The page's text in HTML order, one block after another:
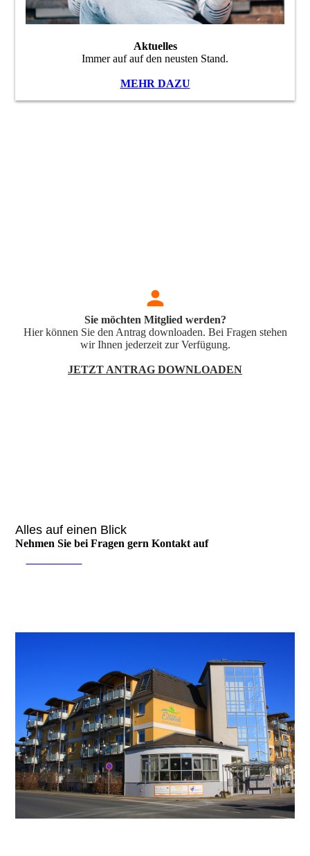
Aktuelles
Immer auf auf den neusten Stand.
MEHR DAZU
Sie möchten Mitglied werden?
Hier können Sie den Antrag downloaden. Bei Fragen stehen
wir Ihnen jederzeit zur Verfügung.
JETZT ANTRAG DOWNLOADEN
Alles auf einen Blick
Nehmen Sie bei Fragen gern Kontakt auf